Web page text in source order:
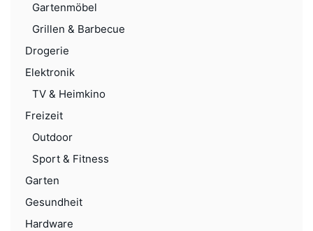
Gartenmöbel
Grillen & Barbecue
Drogerie
Elektronik
TV & Heimkino
Freizeit
Outdoor
Sport & Fitness
Garten
Gesundheit
Hardware